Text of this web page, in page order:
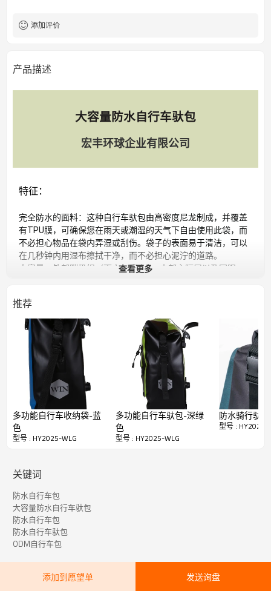
添加评价
产品描述
大容量防水自行车驮包
宏丰环球企业有限公司
特征：
完全防水的面料：这种自行车驮包由高密度尼龙制成，并覆盖
有TPU膜，可确保您在雨天或潮湿的天气下自由使用此袋，而
不必担心物品在袋内弄湿或刮伤。袋子的表面易于清洁，可以
在几秒钟内用湿布擦拭干净，而不必担心泥泞的道路。
大容量：外部蹦极绳（雨衣，雨伞）+内部主隔层以及网眼
于多种场合，例如户外长途骑行，日常通勤或运输杂货。
三点固定系统：袋子背面的两个可移动带扣可帮助您根据自行
车架将袋子调整至正确的位置.360度可旋转支架用于将袋子固
定至侧杆以防止袋子从弹跳出来。无需其他工具即可轻松进行
调整，这些工具成为了真正的快速发布系统。
人性化设计：袋子背面的固定板有效地防止了bag包进入自行
车辐条。卷式封口设计比传统的拉链具有更高的防水性能，它
可以帮助您轻松地取出包中的个人物品。
更多详细信息显示：袋子两面都有反光徽标，可确保您夜间骑
行的安全性。底部有两个圆形垫，可减少摩擦并保护护板。自
行车护板还配有舒适的橡胶和尼龙提手，为您提供方便。
快速详细资料
HY2025-WLG
查看更多
推荐
多功能自行车收纳袋-蓝
色
型号 : HY2025-WLG
多功能自行车驮包-深绿
色
型号 : HY2025-WLG
防水骑行驮
型号 : HY2025-
关键词
防水自行车包
大容量防水自行车驮包
防水自行车包
防水自行车驮包
ODM自行车包
添加到愿望单 发送询盘